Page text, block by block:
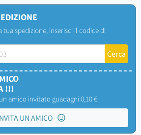
spedizione, inserisci il codice di
!!!
amico invitato guadagni 0,10 €
UN AMICO